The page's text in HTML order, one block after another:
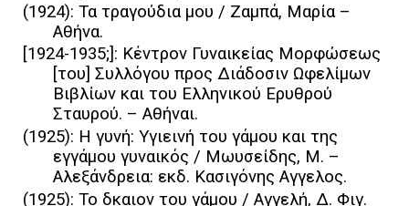
(1924): Τα τραγούδια μου / Ζαμπά, Μαρία –
Αθήνα.
[1924-1935;]: Κέντρον Γυναικείας Μορφώσεως
[του] Συλλόγου προς Διάδοσιν Ωφελίμων
Βιβλίων και του Ελληνικού Ερυθρού
Σταυρού. – Αθήναι.
(1925): Η γυνή: Υγιεινή του γάμου και της
εγγάμου γυναικός / Μωυσείδης, Μ. –
Αλεξάνδρεια: εκδ. Κασιγόνης Αγγελος.
(1925): Το δκαιον του γάμου / Αγγελή, Δ. Φιγ.